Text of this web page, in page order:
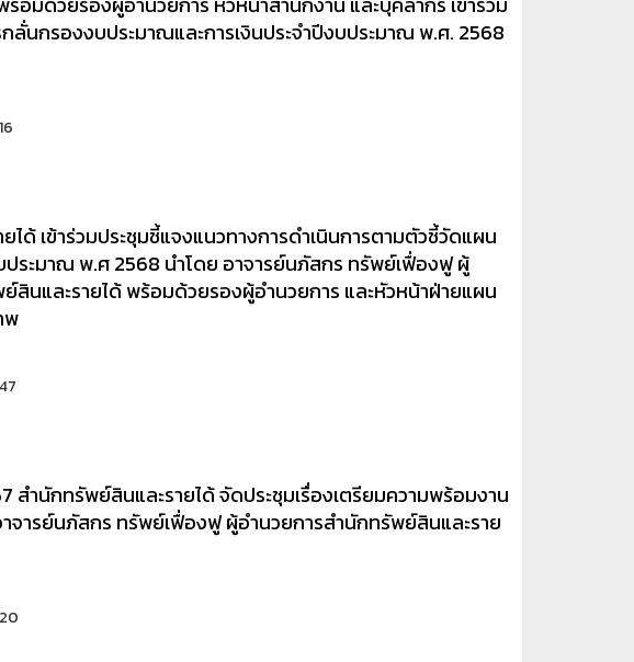
ลั่นกรองงบประมาณและการเงินประจำปีงบประมาณ พ.ศ. 2568
ได้ เข้าร่วมประชุมชี้แจงแนวทางการดำเนินการตามตัวชี้วัดแผน
ประมาณ พ.ศ 2568 นำโดย อาจารย์นภัสกร ทรัพย์เฟื่องฟู ผู้
สินและรายได้ พร้อมด้วยรองผู้อำนวยการ และหัวหน้าฝ่ายแผน
พ
สำนักทรัพย์สินและรายได้ จัดประชุมเรื่องเตรียมความพร้อมงาน
ารย์นภัสกร ทรัพย์เฟื่องฟู ผู้อำนวยการสำนักทรัพย์สินและราย